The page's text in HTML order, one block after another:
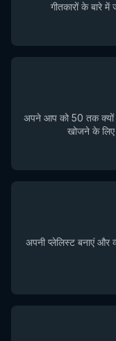
गीतकारों के बारे
अपने आप को 50 तक क्यों
खोजने के
अपनी प्लेलिस्ट बनाएं